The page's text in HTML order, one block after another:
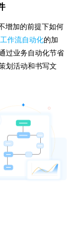
增加的前提下如何
作流自动化的加
过业务自动化节省
划活动和书写文